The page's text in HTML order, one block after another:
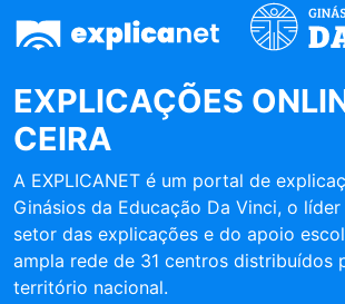
EXPLICAÇÕES
CEIRA
A EXPLICANET é um portal de
Ginásios da Educação Da Vinci, o
setor das explicações e do apoio
ampla rede de 31 centros distribuídos
território nacional.